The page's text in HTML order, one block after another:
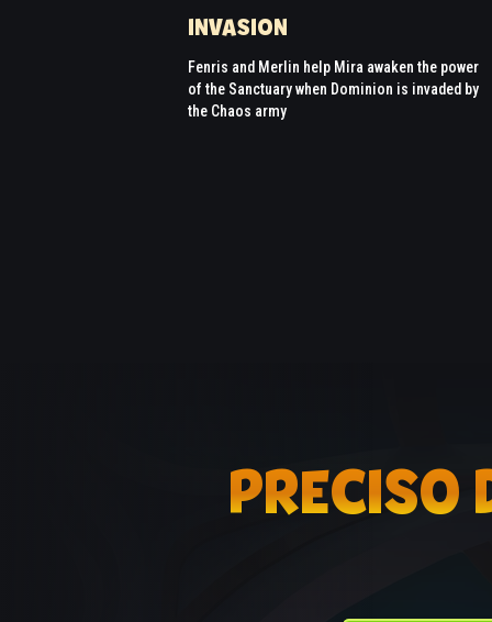
INVASION
Fenris and Merlin help Mira awaken the power
of the Sanctuary when Dominion is invaded by
the Chaos army
PRECISO